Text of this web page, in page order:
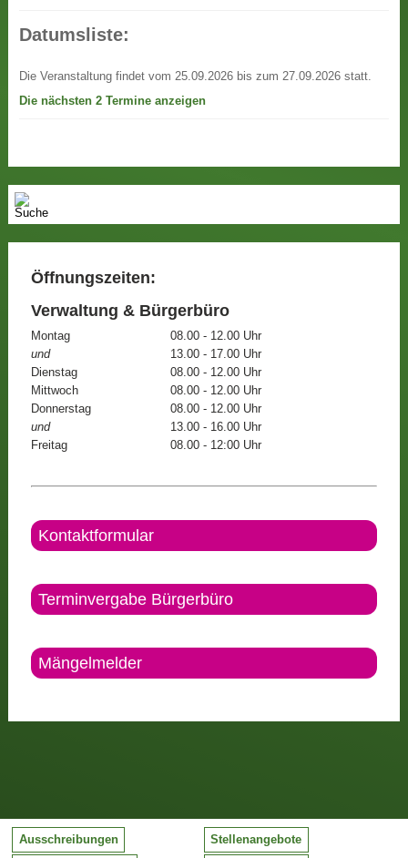
Datumsliste:
Die Veranstaltung findet vom 25.09.2026 bis zum 27.09.2026 statt.
Die nächsten 2 Termine anzeigen
Öffnungszeiten:
Verwaltung & Bürgerbüro
Montag
08.00 - 12.00 Uhr
und
13.00 - 17.00 Uhr
Dienstag
08.00 - 12.00 Uhr
Mittwoch
08.00 - 12.00 Uhr
Donnerstag
08.00 - 12.00 Uhr
und
13.00 - 16.00 Uhr
Freitag
08.00 - 12:00 Uhr
Kontaktformular
Terminvergabe Bürgerbüro
Mängelmelder
Ausschreibungen Stellenangebote